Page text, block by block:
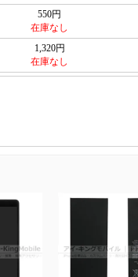
550円
在庫なし
1,320円
在庫なし